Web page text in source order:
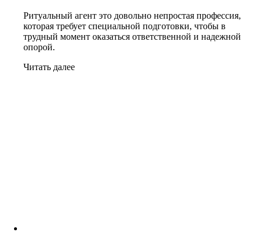
Ритуальный агент это довольно непростая профессия,
которая требует специальной подготовки, чтобы в
трудный момент оказаться ответственной и надежной
опорой.
Читать далее